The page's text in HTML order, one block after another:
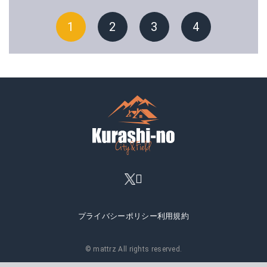
1 2 3 4
プライバシーポリシー利用規約
© mattrz All rights reserved.